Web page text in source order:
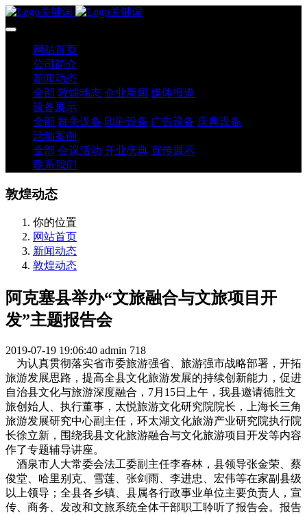
网站首页
公司简介
新闻动态
全部 敦煌动态 企业新闻 媒体报道
设备展示
全部 舞美设备 印刷设备 广告设备 庆典设备
活动案例
全部 会议活动 开业庆典 宣传展示
联系我们
敦煌动态
你的位置
网站首页
新闻动态
敦煌动态
阿克塞县举办“文旅融合与文旅项目开
发”主题报告会
2019-07-19 19:06:40 admin 718
为认真贯彻落实省市委旅游强省、旅游强市战略部署，开拓
旅游发展思路，提高全县文化旅游发展的持续创新能力，促进
自治县文化与旅游深度融合，7月15日上午，我县邀请德胜文
旅创始人、执行董事，太悦旅游文化研究院院长，上海长三角
旅游发展研究中心副主任，环太湖文化旅游产业研究院执行院
长徐立新，围绕我县文化旅游融合与文化旅游项目开发等内容
作了专题辅导讲座。
酒泉市人大常委会法工委副主任李春林，县领导张金荣、蔡
俊堂、哈里别克、雪莲、张剑雨、李进忠、宏伟等在家副县级
以上领导；全县各乡镇、县属各行政事业单位主要负责人，宣
传、商务、发改和文旅系统全体干部职工聆听了报告会。报告